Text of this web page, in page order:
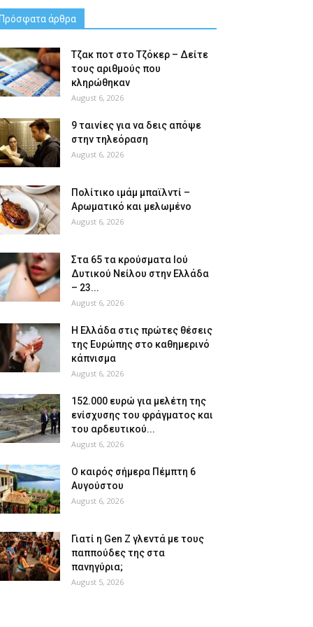
Πρόσφατα άρθρα
Tζακ ποτ στο Τζόκερ – Δείτε
τους αριθμούς που
κληρώθηκαν
August 6, 2026
9 ταινίες για να δεις απόψε
στην τηλεόραση
August 6, 2026
Πολίτικο ιμάμ μπαϊλντί –
Αρωματικό και μελωμένο
August 6, 2026
Στα 65 τα κρούσματα Ιού
Δυτικού Νείλου στην Ελλάδα
– 23...
August 6, 2026
Η Ελλάδα στις πρώτες θέσεις
της Ευρώπης στο καθημερινό
κάπνισμα
August 6, 2026
152.000 ευρώ για μελέτη της
ενίσχυσης του φράγματος και
του αρδευτικού...
August 6, 2026
Ο καιρός σήμερα Πέμπτη 6
Αυγούστου
August 6, 2026
Γιατί η Gen Z γλεντά με τους
παππούδες της στα
πανηγύρια;
August 5, 2026